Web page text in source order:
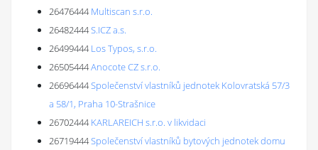
26476444 Multiscan s.r.o.
26482444S.ICZ a.s.
26499444 Los Typos, s.r.o.
26505444Anocote CZ s.r.o.
26696444Společenství vlastníků jednotek Kolovratská 57/3
a 58/1, Praha 10-Strašnice
26702444 KARLAREICH s.r.o. v likvidaci
26719444Společenství vlastníků bytových jednotek domu